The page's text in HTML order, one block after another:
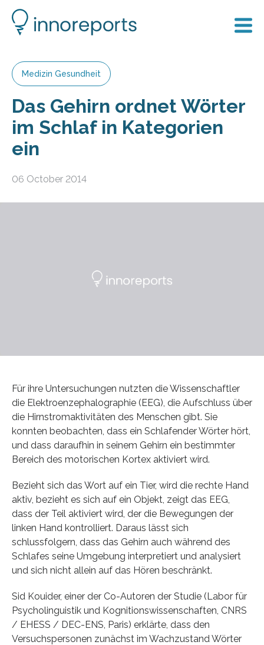
Medizin Gesundheit
Das Gehirn ordnet Wörter
im Schlaf in Kategorien
ein
06 October 2014
Für ihre Untersuchungen nutzten die Wissenschaftler
die Elektroenzephalographie (EEG), die Aufschluss über
die Hirnstromaktivitäten des Menschen gibt. Sie
konnten beobachten, dass ein Schlafender Wörter hört,
und dass daraufhin in seinem Gehirn ein bestimmter
Bereich des motorischen Kortex aktiviert wird.
Bezieht sich das Wort auf ein Tier, wird die rechte Hand
aktiv, bezieht es sich auf ein Objekt, zeigt das EEG,
dass der Teil aktiviert wird, der die Bewegungen der
linken Hand kontrolliert. Daraus lässt sich
schlussfolgern, dass das Gehirn auch während des
Schlafes seine Umgebung interpretiert und analysiert
und sich nicht allein auf das Hören beschränkt.
Sid Kouider, einer der Co-Autoren der Studie (Labor für
Psycholinguistik und Kognitionswissenschaften, CNRS
/ EHESS / DEC-ENS, Paris) erklärte, dass den
Versuchspersonen zunächst im Wachzustand Wörter